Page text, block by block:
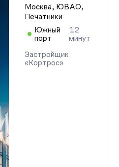
Москва, ЮВАО,
Печатники
Южный
порт
12
минут
Застройщик
«Кортрос»